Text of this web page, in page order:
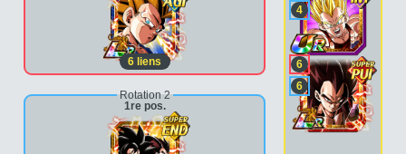
6 liens
Rotation 2
1re pos.
4
6
6